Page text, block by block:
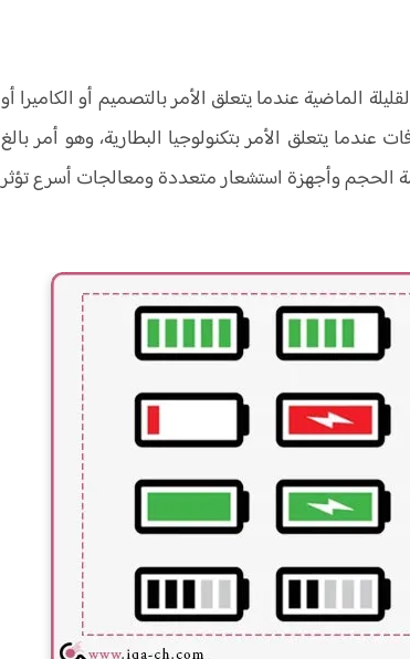
الماضية عندما يتعلق الأمر بالتصميم أو الكاميرا أو
يتعلق الأمر بتكنولوجيا البطارية، وهو أمر بالغ
الحجم وأجهزة استشعار متعددة ومعالجات أسرع تؤثر